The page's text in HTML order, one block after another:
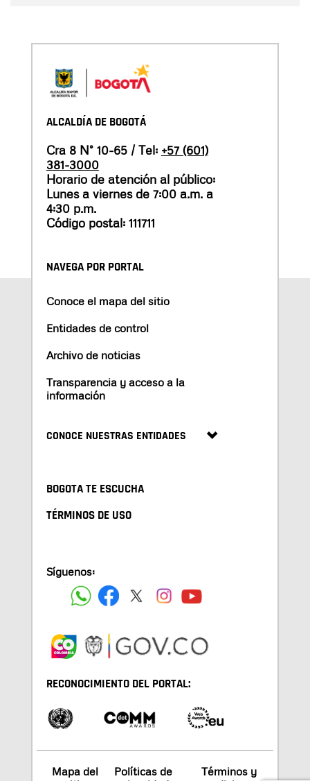
ALCALDÍA DE BOGOTÁ
Cra 8 N° 10-65 / Tel: +57 (601)
381-3000
Horario de atención al público:
Lunes a viernes de 7:00 a.m. a
4:30 p.m.
Código postal: 111711
NAVEGA POR PORTAL
Conoce el mapa del sitio
Entidades de control
Archivo de noticias
Transparencia y acceso a la
información
CONOCE NUESTRAS ENTIDADES
BOGOTA TE ESCUCHA
TÉRMINOS DE USO
Síguenos:
RECONOCIMIENTO DEL PORTAL:
Mapa del
Políticas de
Términos y